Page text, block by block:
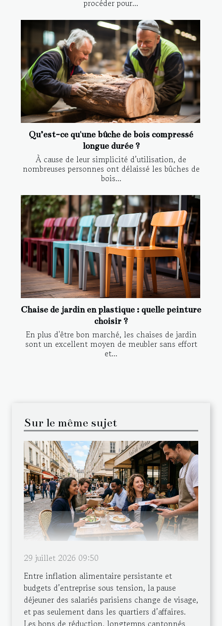
procéder pour...
Qu’est-ce qu'une bûche de bois compressé
longue durée ?
À cause de leur simplicité d’utilisation, de
nombreuses personnes ont délaissé les bûches de
bois...
Chaise de jardin en plastique : quelle peinture
choisir ?
En plus d'être bon marché, les chaises de jardin
sont un excellent moyen de meubler sans effort
et...
Sur le même sujet
29 juillet 2026 09:50
Entre inflation alimentaire persistante et
budgets d’entreprise sous tension, la pause
déjeuner des salariés parisiens change de visage,
et pas seulement dans les quartiers d’affaires.
Les bons de réduction, longtemps cantonnés